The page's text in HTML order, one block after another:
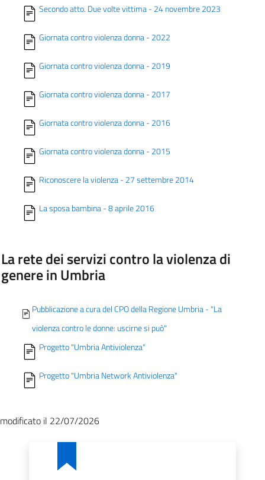
Secondo atto. Due volte vittima - 24 novembre 2023
Giornata contro violenza donna - 2022
Giornata contro violenza donna - 2019
Giornata contro violenza donna - 2017
Giornata contro violenza donna - 2016
Giornata contro violenza donna - 2015
Riconoscere la violenza - 27 settembre 2014
La sposa bambina - 8 aprile 2016
La rete dei servizi contro la violenza di
genere in Umbria
Pubblicazione a cura del CPO della Regione Umbria - "La
violenza contro le donne: uscirne si può"
Progetto "Umbria Antiviolenza"
Progetto "Umbria Network Antiviolenza"
modificato il 22/07/2026